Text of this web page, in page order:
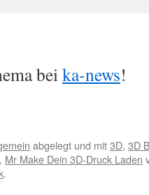
bei ka-news!
abgelegt und mit3D, 3D
, Mr Make Dein 3D-Druck Laden
.